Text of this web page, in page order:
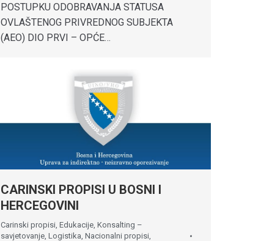
POSTUPKU ODOBRAVANJA STATUSA
OVLAŠTENOG PRIVREDNOG SUBJEKTA
(AEO) DIO PRVI – OPĆE…
CARINSKI PROPISI U BOSNI I
HERCEGOVINI
Carinski propisi Edukacije Konsalting –
savjetovanje Logistika Nacionalni propisi